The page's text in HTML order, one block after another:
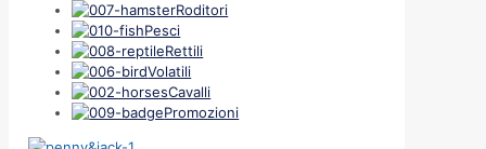
Roditori
Pesci
Rettili
Volatili
Cavalli
Promozioni